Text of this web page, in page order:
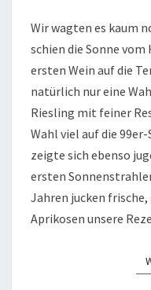
Wir wagten es kaum
schien die Sonne
ersten Wein auf die
natürlich nur eine
Riesling mit feiner
Wahl viel auf die
zeigte sich ebenso
ersten
Jahren jucken
Aprikosen unsere